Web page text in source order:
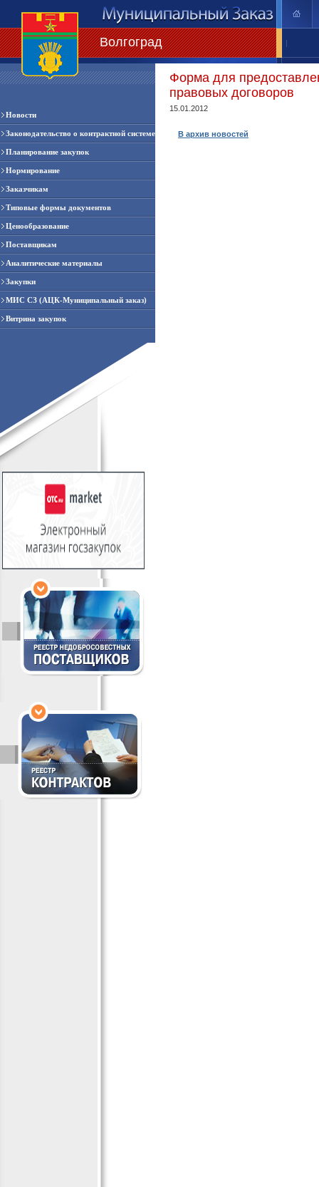
Волгоград |
Новости
Законодательство о контрактной системе
Планирование закупок
Нормирование
Заказчикам
Типовые формы документов
Ценообразование
Поставщикам
Аналитические материалы
Закупки
МИС СЗ (АЦК-Муниципальный заказ)
Витрина закупок
Форма для
правовых договоров
15.01.2012
В архив новостей